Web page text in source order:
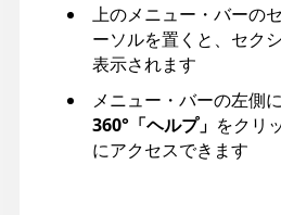
上のメニュー・バーの
ーソルを置くと、セク
表示されます
メニュー・バーの左側
360° 「ヘルプ」 をクリ
にアクセスできます